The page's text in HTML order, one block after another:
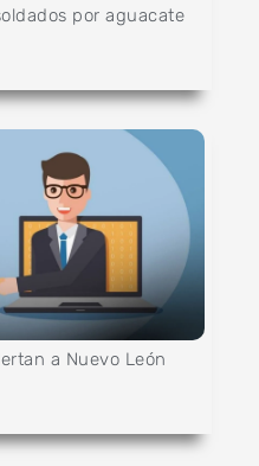
por aguacate
a Nuevo León